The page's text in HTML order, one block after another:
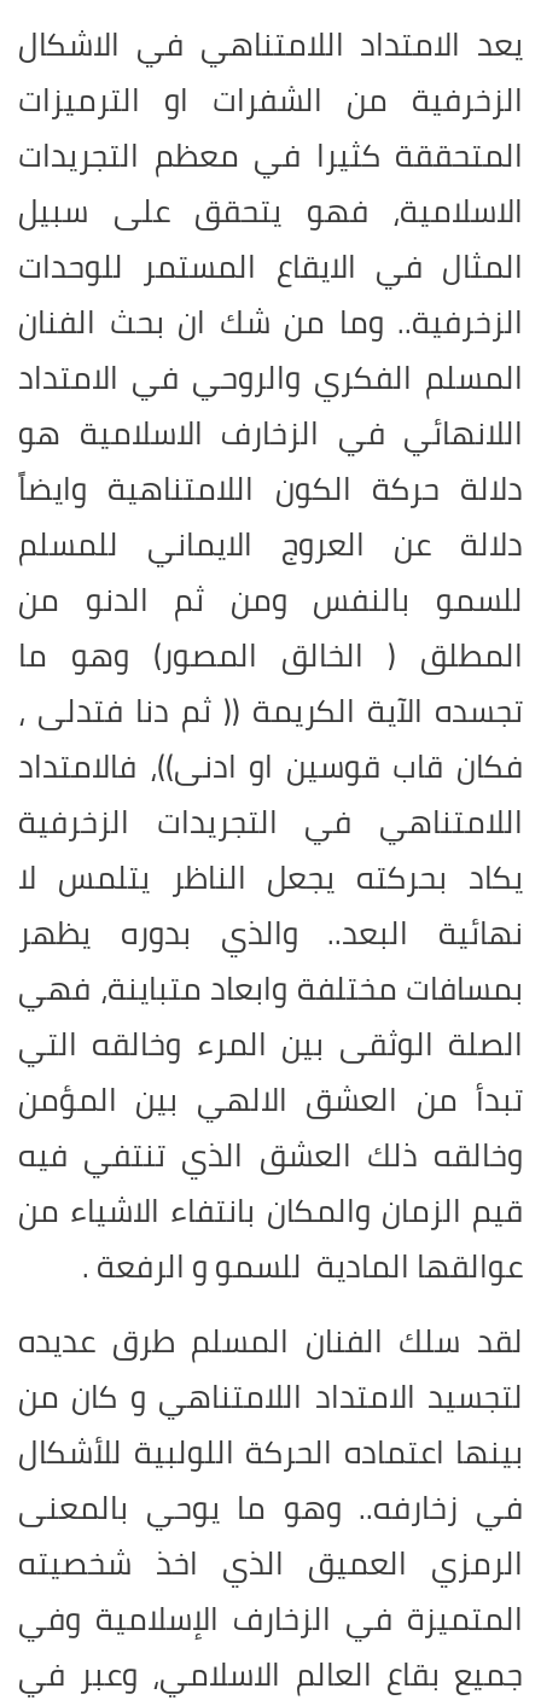
يعد الامتداد اللامتناهي في الاشكال
الزخرفية من الشفرات او الترميزات
المتحققة كثيرا في معظم التجريدات
الاسلامية، فهو يتحقق على سبيل
المثال في الايقاع المستمر للوحدات
الزخرفية.. وما من شك ان بحث الفنان
المسلم الفكري والروحي في الامتداد
اللانهائي في الزخارف الاسلامية هو
دلالة حركة الكون اللامتناهية وايضاً
دلالة عن العروج الايماني للمسلم
للسمو بالنفس ومن ثم الدنو من
المطلق ( الخالق المصور) وهو ما
تجسده الآية الكريمة (( ثم دنا فتدلى ،
فكان قاب قوسين او ادنى))، فالامتداد
اللامتناهي في التجريدات الزخرفية
يكاد بحركته يجعل الناظر يتلمس لا
نهائية البعد.. والذي بدوره يظهر
بمسافات مختلفة وابعاد متباينة، فهي
الصلة الوثقى بين المرء وخالقه التي
تبدأ من العشق الالهي بين المؤمن
وخالقه ذلك العشق الذي تنتفي فيه
قيم الزمان والمكان بانتفاء الاشياء من
عوالقها المادية للسمو و الرفعة.
لقد سلك الفنان المسلم طرق عديده
لتجسيد الامتداد اللامتناهي و كان من
بينها اعتماده الحركة اللولبية للأشكال
في زخارفه.. وهو ما يوحي بالمعنى
الرمزي العميق الذي اخذ شخصيته
المتميزة في الزخارف الإسلامية وفي
جميع بقاع العالم الاسلامي، وعبر في